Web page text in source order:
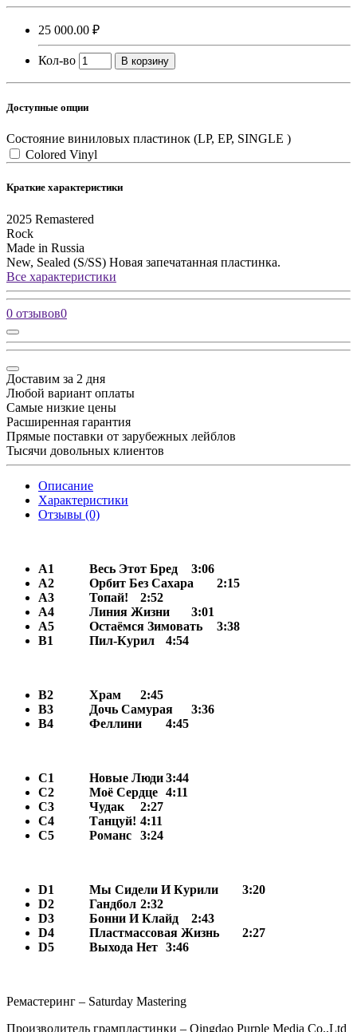
25 000.00 ₽
Кол-во В корзину
Доступные опции
Состояние виниловых пластинок (LP, EP, SINGLE )
Colored Vinyl
Краткие характеристики
2025 Remastered
Rock
Made in Russia
New, Sealed (S/SS) Новая запечатанная пластинка.
Все характеристики
0 отзывов0
Доставим за 2 дня
Любой вариант оплаты
Самые низкие цены
Расширенная гарантия
Прямые поставки от зарубежных лейблов
Тысячи довольных клиентов
Описание
Характеристики
Отзывы (0)
A1 Весь Этот Бред
3:06
A2
Орбит Без Сахара
2:15
A3
Топай!
2:52
A4
Линия Жизни
3:01
A5
Остаёмся Зимовать
3:38
B1
Пил-Курил 4:54
B2 Храм
2:45
B3
Дочь Самурая
3:36
B4
Феллини 4:45
С1 Новые Люди3:44
С2
Моё Сердце 4:11
С3
Чудак
2:27
С4
Танцуй! 4:11
С5
Романс 3:24
D1 Мы Сидели И Курили
3:20
D2
Гандбол 2:32
D3
Бонни И Клайд
2:43
D4
Пластмассовая Жизнь
2:27
D5
Выхода Нет 3:46
Ремастеринг – Saturday Mastering
Производитель грампластинки – Qingdao Purple Media Co.,Ltd